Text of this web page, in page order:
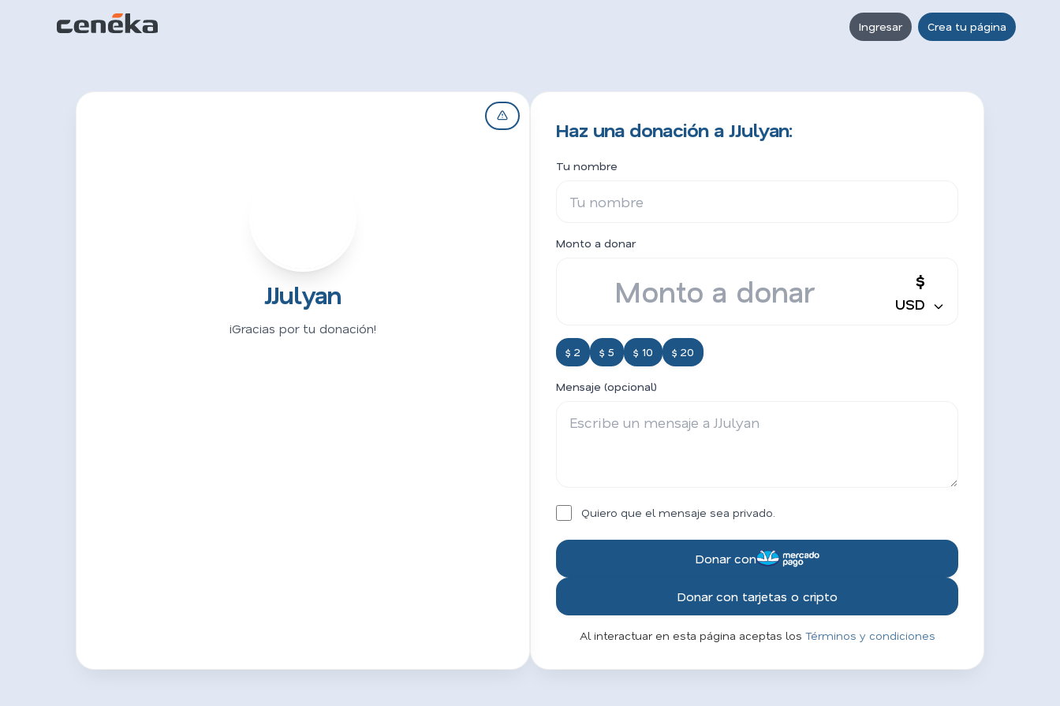
Ingresar Crea tu página
JJulyan
¡Gracias por tu donación!
Haz una donación a JJulyan:
Tu nombre
Monto a donar
$
USD
$ 2 $ 5 $ 10 $ 20
Mensaje (opcional)
Quiero que el mensaje sea privado.
Donar con
Donar con tarjetas o cripto
Al interactuar en esta página aceptas los Términos y condiciones